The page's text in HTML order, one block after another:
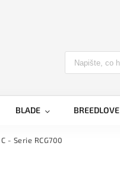
BLADE BREEDLOVE
- Serie RCG700